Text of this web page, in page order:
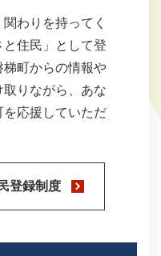
わりを​持ってく
住民」と​して​登
町からの​情報や​
りながら、あな
応援していただ
登録制度